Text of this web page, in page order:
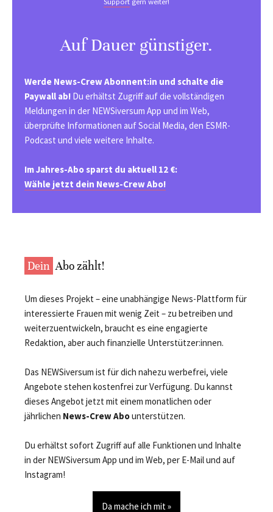
Auf Dauer günstiger.
Werde News-Crew Abonnent:in und schalte die
Paywall ab! Du erhältst Zugriff auf die vollständigen
Meldungen in der NEWSiversum App und im Web,
überprüfte Informationen auf Social Media, den ESMR-
Podcast und viele weitere Inhalte.
Im Jahres-Abo sparst du aktuell 12 €:
Wähle jetzt dein News-Crew Abo!
Dein Abo zählt!
Um dieses Projekt – eine unabhängige News-Plattform für
interessierte Frauen mit wenig Zeit – zu betreiben und
weiterzuentwickeln, braucht es eine engagierte
Redaktion, aber auch finanzielle Unterstützer:innen.
Das NEWSiversum ist für dich nahezu werbefrei, viele
Angebote stehen kostenfrei zur Verfügung. Du kannst
dieses Angebot jetzt mit einem monatlichen oder
jährlichen News-Crew Abounterstützen.
Du erhältst sofort Zugriff auf alle Funktionen und Inhalte
in der NEWSiversum App und im Web, per E-Mail und auf
Instagram!
Da mache ich mit »